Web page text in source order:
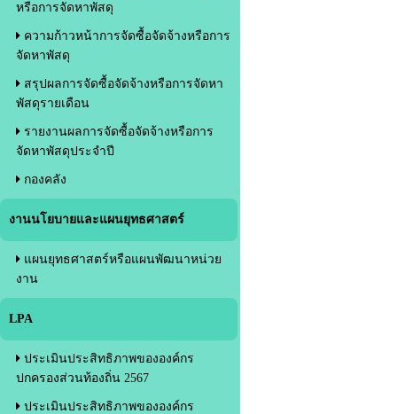
หรือการจัดหาพัสดุ
ความก้าวหน้าการจัดซื้อจัดจ้างหรือการ
จัดหาพัสดุ
สรุปผลการจัดซื้อจัดจ้างหรือการจัดหา
พัสดุรายเดือน
รายงานผลการจัดซื้อจัดจ้างหรือการ
จัดหาพัสดุประจำปี
กองคลัง
งานนโยบายและแผนยุทธศาสตร์
แผนยุทธศาสตร์หรือแผนพัฒนาหน่วย
งาน
LPA
ประเมินประสิทธิภาพขององค์กร
ปกครองส่วนท้องถิ่น 2567
ประเมินประสิทธิภาพขององค์กร